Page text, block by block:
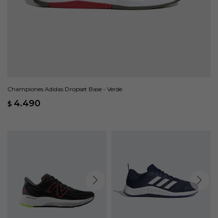
Championes Adidas Dropset Base - Verde
$ 4.490